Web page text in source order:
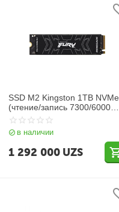
SSD M2 Kingston 1TB NVMe
(чтение/запись 7300/6000
МБ/с SFYRSK/1000G)
в наличии
1 292 000 UZS